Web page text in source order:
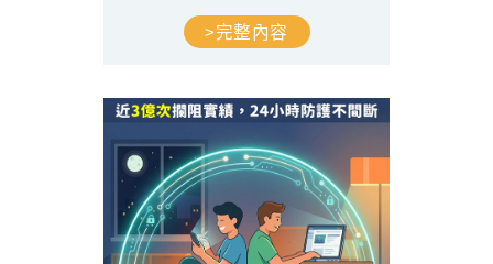
意威脅。透過這份月報，將帶您直
擊目前潛伏在寬頻與行動網路中的
資安現狀，打造更安心的數位生活
空間。...
>完整內容